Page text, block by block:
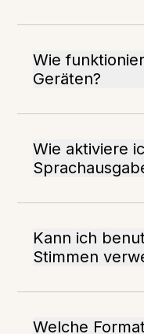
Wie
Geräten?
Wie aktiviere
Kann ich
Stimmen
Welche